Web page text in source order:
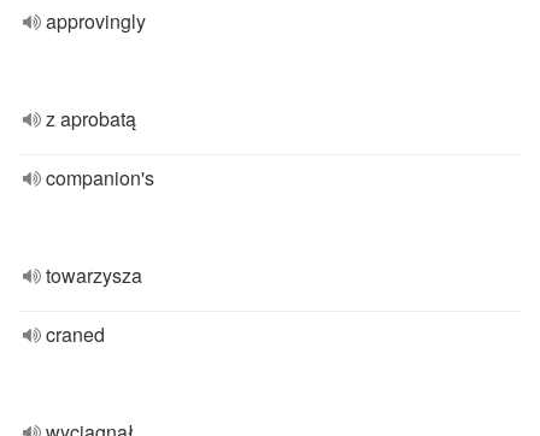
approvingly
z aprobatą
companion's
towarzysza
craned